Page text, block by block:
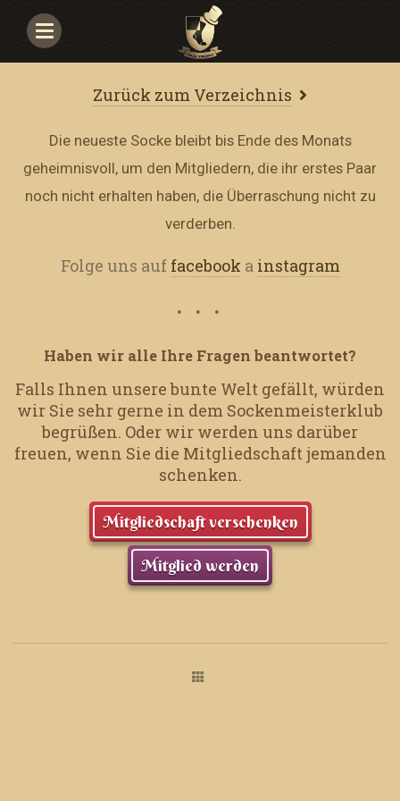
Navigace
Zurück zum Verzeichnis
Die neueste Socke bleibt bis Ende des Monats
geheimnisvoll, um den Mitgliedern, die ihr erstes Paar
noch nicht erhalten haben, die Überraschung nicht zu
verderben.
Folge uns auf facebook a instagram
Haben wir alle Ihre Fragen beantwortet?
Falls Ihnen unsere bunte Welt gefällt, würden
wir Sie sehr gerne in dem Sockenmeisterklub
begrüßen. Oder wir werden uns darüber
freuen, wenn Sie die Mitgliedschaft jemanden
schenken.
Mitgliedschaft verschenken
Mitglied werden